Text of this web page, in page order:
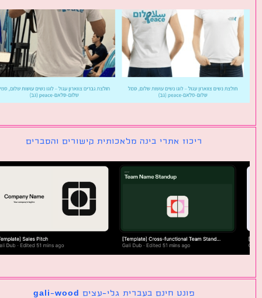
ריכוז אתרי בינה מלאכותית קישורים והסברים
פונט חינם בעברית גלי-עצים gali-wood